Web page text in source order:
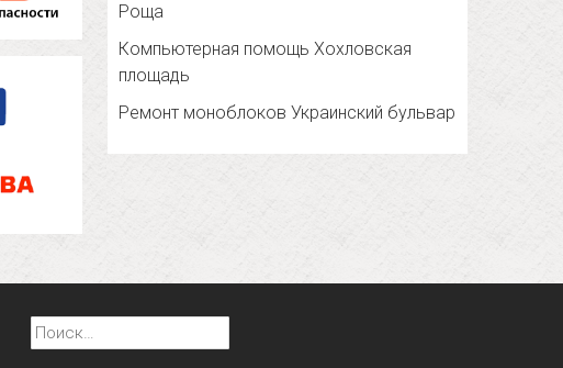
Роща
Компьютерная помощь Хохловская
площадь
Ремонт моноблоков Украинский бульвар
Найти: